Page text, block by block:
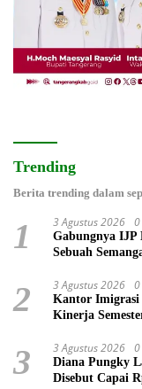
Trending
Berita trending dalam
1 3 Agustus 2026
Gabungnya IJP
Sebuah
2 3 Agustus 2026
Kantor Imigrasi
Kinerja
3 3 Agustus 2026
Diana Pungky
Disebut Capai